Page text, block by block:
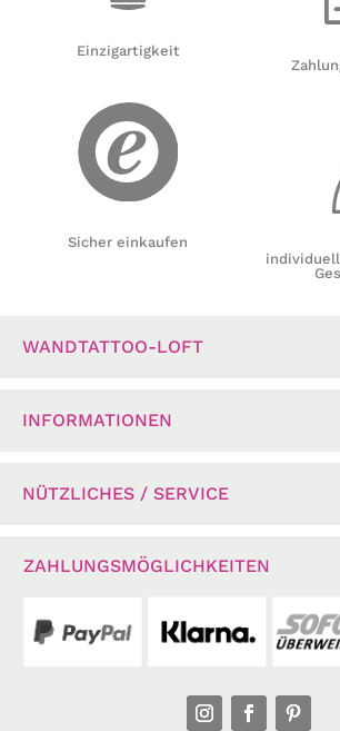
Einzigartigkeit
Sicher einkaufen
WANDTATTOO-LOFT
INFORMATIONEN
NÜTZLICHES / SERVICE
ZAHLUNGSMÖGLICHKEITEN